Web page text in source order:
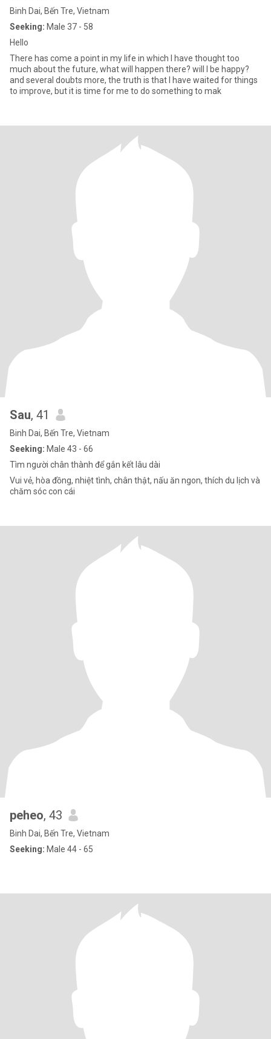
Binh Dai, Bến Tre, Vietnam
Seeking: Male 37 - 58
Hello
There has come a point in my life in which I have thought too
much about the future, what will happen there? will I be happy?
and several doubts more, the truth is that I have waited for things
to improve, but it is time for me to do something to mak
Sau, 41
Binh Dai, Bến Tre, Vietnam
Seeking: Male 43 - 66
Tìm người chân thành để gắn kết lâu dài
Vui vẻ, hòa đồng, nhiệt tình, chân thật, nấu ăn ngon, thích du lịch và
chăm sóc con cái
peheo, 43
Binh Dai, Bến Tre, Vietnam
Seeking: Male 44 - 65